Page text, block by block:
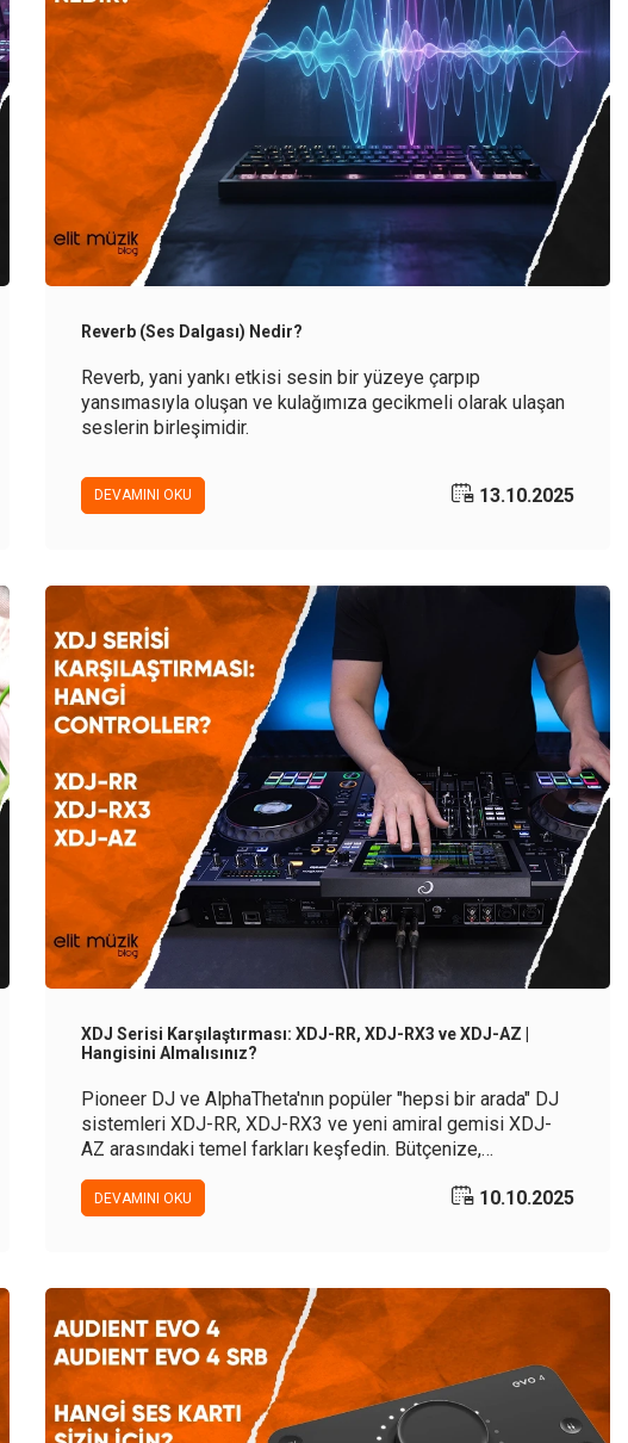
Reverb (Ses Dalgası) Nedir?
Reverb, yani yankı etkisi sesin bir yüzeye çarpıp
yansımasıyla oluşan ve kulağımıza gecikmeli olarak ulaşan
seslerin birleşimidir.
DEVAMINI OKU 13.10.2025
XDJ Serisi Karşılaştırması: XDJ-RR, XDJ-RX3 ve XDJ-AZ |
Hangisini Almalısınız?
Pioneer DJ ve AlphaTheta'nın popüler "hepsi bir arada" DJ
sistemleri XDJ-RR, XDJ-RX3 ve yeni amiral gemisi XDJ-
AZ arasındaki temel farkları keşfedin. Bütçenize,
ihtiyaçlarınıza ve performans hedeflerinize en uygun
controller'ı seçmenize yardımcı olacak bu kapsamlı
rehberle bilinçli bir karar verin.
DEVAMINI OKU 10.10.2025